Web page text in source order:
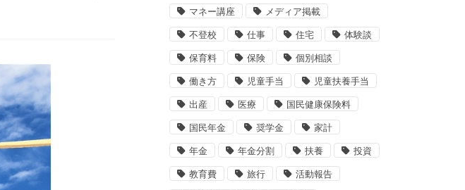
マネー講座 メディア掲載
不登校 仕事 住宅 体験談
保育料 保険 個別相談
働き方 児童手当 児童扶養手当
出産 医療 国民健康保険料
国民年金 奨学金 家計
年金 年金分割 扶養 投資
教育費 旅行 活動報告